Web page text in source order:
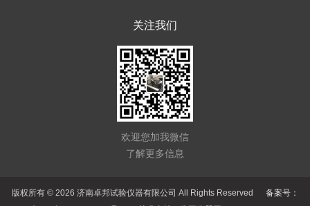
关注我们
欢迎您加我微信
了解更多信息
版权所有 © 2026 济南卓邦试验仪器有限公司 All Rights Reserved 备案号：